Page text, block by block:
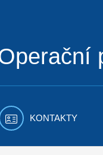
KONTAKTY